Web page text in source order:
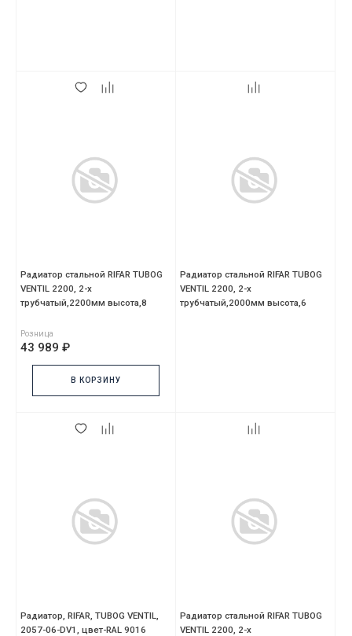
Радиатор стальной RIFAR TUBOG
VENTIL 2200, 2-х
трубчатый,2200мм высота,8
Розница
43 989 ₽
В КОРЗИНУ
Радиатор стальной RIFAR TUBOG
VENTIL 2200, 2-х
трубчатый,2000мм высота,6
Радиатор, RIFAR, TUBOG VENTIL,
2057-06-DV1, цвет-RAL 9016
Радиатор стальной RIFAR TUBOG
VENTIL 2200, 2-х